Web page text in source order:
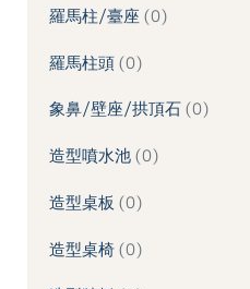
羅馬柱/臺座 0
羅馬柱頭 0
象鼻/壁座/拱頂石 0
造型噴水池 0
造型桌板 0
造型桌椅 0